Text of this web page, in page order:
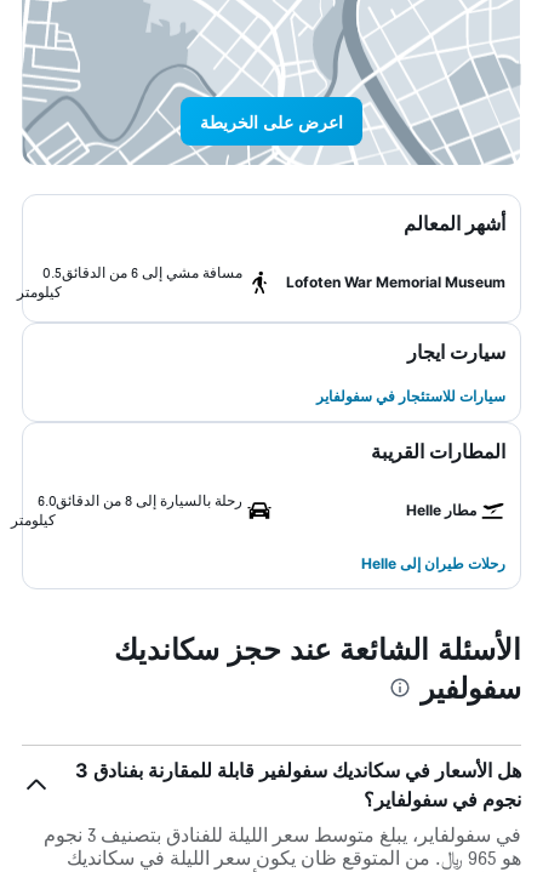
اعرض على الخريطة
أشهر المعالم
Lofoten War Memorial Museum
مسافة مشي إلى 6 من الدقائق
0.5
كيلومتر
سيارت ايجار
سيارات للاستئجار في سفولفاير
المطارات القريبة
مطار Helle
رحلة بالسيارة إلى 8 من الدقائق
6.0
كيلومتر
رحلات طيران إلى Helle
الأسئلة الشائعة عند حجز سكانديك
سفولفير
هل الأسعار في سكانديك سفولفير قابلة للمقارنة بفنادق 3
نجوم في سفولفاير؟
في سفولفاير، يبلغ متوسط ​​سعر الليلة للفنادق بتصنيف 3 نجوم
هو 965 ﷼. من المتوقع ظان يكون سعر الليلة في سكانديك